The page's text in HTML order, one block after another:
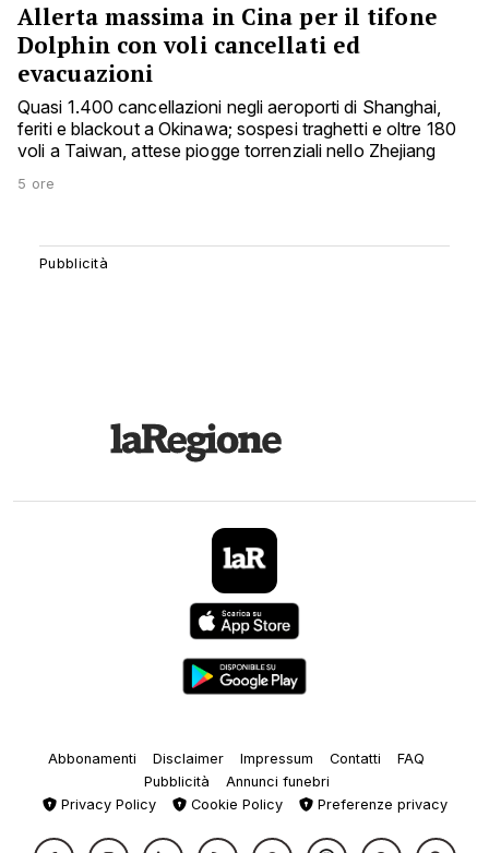
Allerta massima in Cina per il tifone
Dolphin con voli cancellati ed
evacuazioni
Quasi 1.400 cancellazioni negli aeroporti di Shanghai,
feriti e blackout a Okinawa; sospesi traghetti e oltre 180
voli a Taiwan, attese piogge torrenziali nello Zhejiang
5 ore
Abbonamenti Disclaimer Impressum Contatti
FAQ
Pubblicità
Annunci funebri
Privacy Policy
Cookie Policy Preferenze privacy